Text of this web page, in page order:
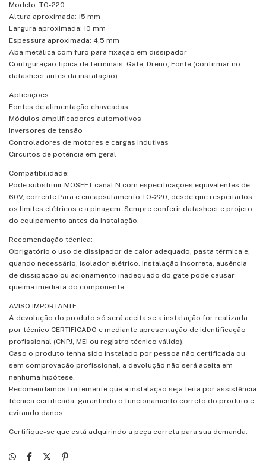
Modelo: TO-220
Altura aproximada: 15 mm
Largura aproximada: 10 mm
Espessura aproximada: 4,5 mm
Aba metálica com furo para fixação em dissipador
Configuração típica de terminais: Gate, Dreno, Fonte (confirmar no
datasheet antes da instalação)
Aplicações:
Fontes de alimentação chaveadas
Módulos amplificadores automotivos
Inversores de tensão
Controladores de motores e cargas indutivas
Circuitos de potência em geral
Compatibilidade:
Pode substituir MOSFET canal N com especificações equivalentes de
60V, corrente Para e encapsulamento TO-220, desde que respeitados
os limites elétricos e a pinagem. Sempre conferir datasheet e projeto
do equipamento antes da instalação.
Recomendação técnica:
Obrigatório o uso de dissipador de calor adequado, pasta térmica e,
quando necessário, isolador elétrico. Instalação incorreta, ausência
de dissipação ou acionamento inadequado do gate pode causar
queima imediata do componente.
AVISO IMPORTANTE
A devolução do produto só será aceita se a instalação for realizada
por técnico CERTIFICADO e mediante apresentação de identificação
profissional (CNPJ, MEI ou registro técnico válido).
Caso o produto tenha sido instalado por pessoa não certificada ou
sem comprovação profissional, a devolução não será aceita em
nenhuma hipótese.
Recomendamos fortemente que a instalação seja feita por assistência
técnica certificada, garantindo o funcionamento correto do produto e
evitando danos.
Certifique-se que está adquirindo a peça correta para sua demanda.